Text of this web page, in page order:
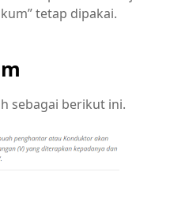
tetap dipakai.
sebagai berikut ini.